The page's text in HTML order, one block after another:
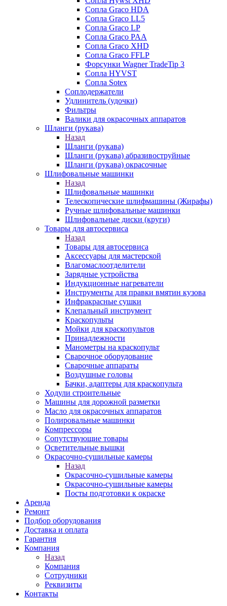
Сопла Graco HDA
Сопла Graco LL5
Сопла Graco LP
Сопла Graco PAA
Сопла Graco XHD
Сопла Graco FFLP
Форсунки Wagner TradeTip 3
Сопла HYVST
Сопла Sotex
Соплодержатели
Удлинитель (удочки)
Фильтры
Валики для окрасочных аппаратов
Шланги (рукава)
Назад
Шланги (рукава)
Шланги (рукава) абразивоструйные
Шланги (рукава) окрасочные
Шлифовальные машинки
Назад
Шлифовальные машинки
Телескопические шлифмашины (Жирафы)
Ручные шлифовальные машинки
Шлифовальные диски (круги)
Товары для автосервиса
Назад
Товары для автосервиса
Аксессуары для мастерской
Влагомаслоотделители
Зарядные устройства
Индукционные нагреватели
Инструменты для правки вмятин кузова
Инфракрасные сушки
Клепальный инструмент
Краскопульты
Мойки для краскопультов
Принадлежности
Манометры на краскопульт
Сварочное оборудование
Сварочные аппараты
Воздушные головы
Бачки, адаптеры для краскопульта
Ходули строительные
Машины для дорожной разметки
Масло для окрасочных аппаратов
Полировальные машинки
Компрессоры
Сопутствующие товары
Осветительные вышки
Окрасочно-сушильные камеры
Назад
Окрасочно-сушильные камеры
Окрасочно-сушильные камеры
Посты подготовки к окраске
Аренда
Ремонт
Подбор оборудования
Доставка и оплата
Гарантия
Компания
Назад
Компания
Сотрудники
Реквизиты
Контакты